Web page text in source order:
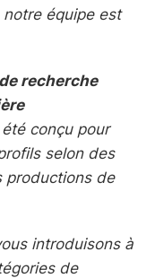
équipe est
recherche
conçu pour
selon des
productions de
introduisons à
de